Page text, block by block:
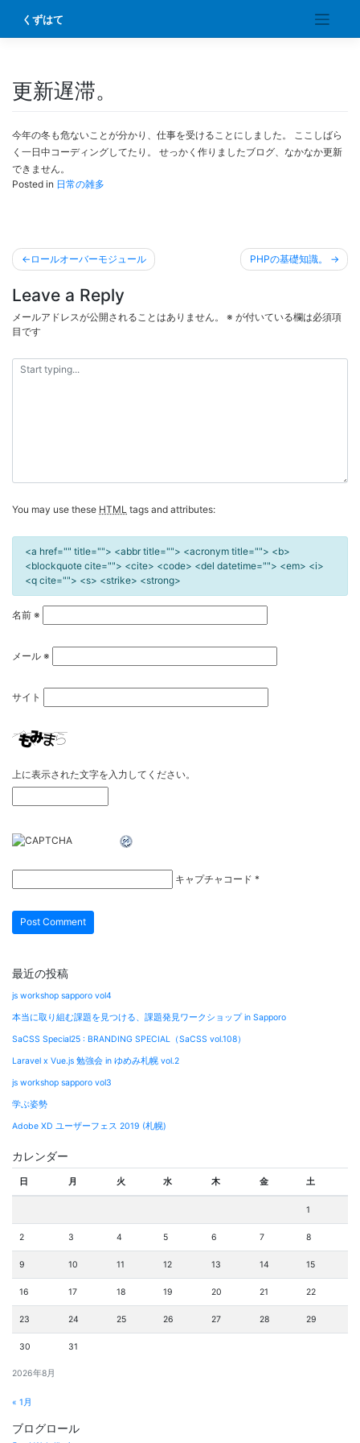
content
くずはて
更新遅滞。
今年の冬も危ないことが分かり、仕事を受けることにしました。 ここしばら
く一日中コーディングしてたり。 せっかく作りましたブログ、なかなか更新
できません。
Posted in 日常の雑多
投
稿
ナ
ビ
ゲ
ー
シ
ロールオーバーモジュール PHPの基礎知識。
Leave a Reply
メールアドレスが公開されることはありません。 ※ が付いている欄は必須項
目です
You may use these HTML tags and attributes:
<a href="" title=""> <abbr title=""> <acronym title=""> <b>
<blockquote cite=""> <cite> <code> <del datetime=""> <em> <i>
<q cite=""> <s> <strike> <strong>
名前 ※
メール ※
サイト
上に表示された文字を入力してください。
キャプチャコード *
最近の投稿
js workshop sapporo vol4
本当に取り組む課題を見つける、課題発見ワークショップ in Sapporo
SaCSS Special25 : BRANDING SPECIAL（SaCSS vol.108）
Laravel x Vue.js 勉強会 in ゆめみ札幌 vol.2
js workshop sapporo vol3
学ぶ姿勢
Adobe XD ユーザーフェス 2019 (札幌)
カレンダー
2026年8月
日 月 火 水 木 金 土
1
2 3 4 5 6 7 8
9 10 11 12 13 14 15
16 17 18 19 20 21 22
23 24 25 26 27 28 29
30 31
« 1月
ブログロール